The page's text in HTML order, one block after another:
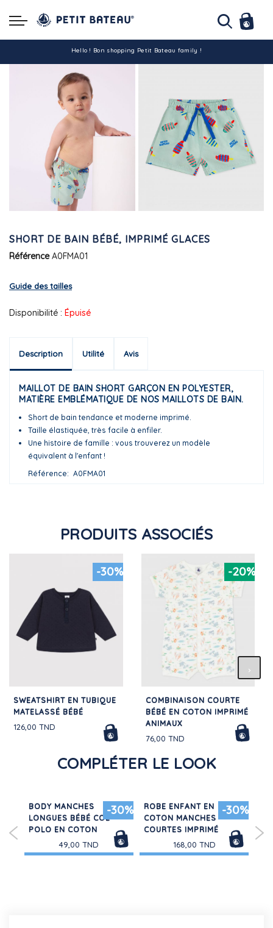
Hello ! Bon shopping Petit Bateau family !
La livraison est assurée partout en Tunisie !
-10% pour tout paiement par carte bancaire (hors promo)
SHORT DE BAIN BÉBÉ, IMPRIMÉ GLACES
Référence A0FMA01
Guide des tailles
Disponibilité : Épuisé
Description Utilité Avis
MAILLOT DE BAIN SHORT GARÇON EN POLYESTER,
MATIÈRE EMBLÉMATIQUE DE NOS MAILLOTS DE BAIN.
Short de bain tendance et moderne imprimé.
Taille élastiquée, très facile à enfiler.
Une histoire de famille : vous trouverez un modèle
équivalent à l'enfant !
Référence
A0FMA01
PRODUITS ASSOCIÉS
-30%
SWEATSHIRT EN TUBIQUE
MATELASSÉ BÉBÉ
126,00 TND
-20%
COMBINAISON COURTE
BÉBÉ EN COTON IMPRIMÉ
ANIMAUX
76,00 TND
COMPLÉTER LE LOOK
-30%
BODY MANCHES
LONGUES BÉBÉ COL
POLO EN COTON
49,00 TND
-30%
ROBE ENFANT EN
COTON MANCHES
COURTES IMPRIMÉ
168,00 TND